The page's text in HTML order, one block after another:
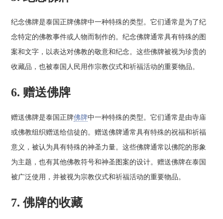
纪念佛牌是泰国正牌佛牌中一种特殊的类型。它们通常是为了纪
念特定的佛教事件或人物而制作的。纪念佛牌通常具有特殊的图
案和文字，以表达对佛教的敬意和纪念。这些佛牌被视为珍贵的
收藏品，也被泰国人民用作宗教仪式和祈福活动的重要物品。
6. 赠送佛牌
赠送佛牌是泰国正牌佛牌中一种特殊的类型。它们通常是由寺庙
或佛教组织赠送给信徒的。赠送佛牌通常具有特殊的祝福和祈福
意义，被认为具有特殊的神圣力量。这些佛牌通常以佛陀的形象
为主题，也有其他佛教符号和神圣图案的设计。赠送佛牌在泰国
被广泛使用，并被视为宗教仪式和祈福活动的重要物品。
7. 佛牌的收藏